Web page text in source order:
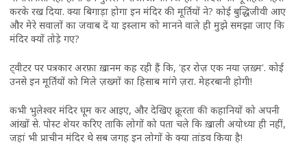
करके रख दिया. क्या बिगाड़ा होगा इन मंदिर की मूर्तियों ने? कोई बुद्धिजीवी आए
और मेरे सवालों का जवाब दें या इस्लाम को मानने वाले ही मुझे समझा जाए कि
मंदिर क्यों तोड़े गए?
ट्वीटर पर पत्रकार अरफ़ा ख़ानम कह रही हैं कि, 'हर रोज़ एक नया ज़ख़्म'. कोई
उनसे इन मूर्तियों को मिले ज़ख्मों का हिसाब मांगे ज़रा. मेहरबानी होगी!
कभी भुलेश्वर मंदिर घूम कर आइए, और देखिए क्रूरता की कहानियों को अपनी
आंखों से. पोस्ट शेयर करिए ताकि लोगों को पता चले कि ख़ाली अयोध्या ही नहीं,
जहां भी प्राचीन मंदिर थे सब जगह इन लोगों के क्या तांडव किया है!